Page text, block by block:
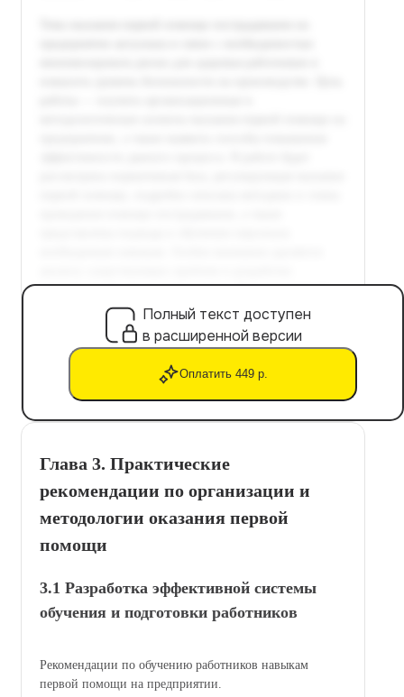
Полный текст доступен
в расширенной версии
Оплатить 449 р.
Глава 3. Практические
рекомендации по организации и
методологии оказания первой
помощи
3.1 Разработка эффективной системы
обучения и подготовки работников
Рекомендации по обучению работников навыкам
первой помощи на предприятии.